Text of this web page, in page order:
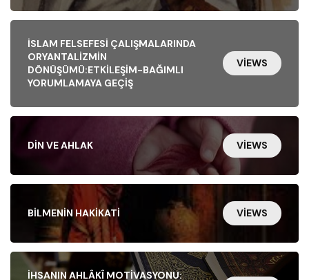
İSLAM FELSEFESI ÇALIŞMALARINDA
ORYANTALIZMIN
DÖNÜŞÜMÜ:ETKILEŞIM-BAĞIMLI
YORUMLAMAYA GEÇIŞ
VIEWS
DIN VE AHLAK VIEWS
BILMENIN HAKIKATI VIEWS
İHSANIN AHLÂKÎ MOTIVASYONU: